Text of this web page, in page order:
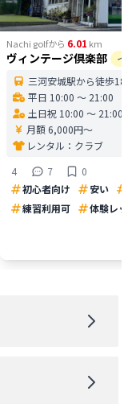
Nachi golfから 6.01 km
ヴィンテージ倶楽部
三河安城駅から徒歩18
平日 10:00 〜 21:00
土日祝 10:00 〜 21:00
月額 6,000円〜
レンタル： クラブ
4
7
0
初心者向け
安い
練習利用可
体験レ